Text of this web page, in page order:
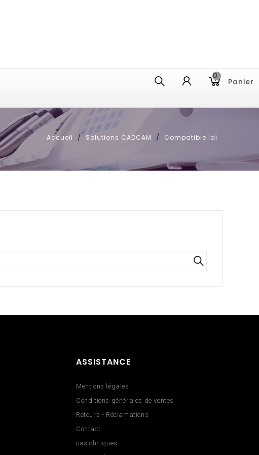
Panier
0
Accueil Solutions CADCAM Compatible Idi
ASSISTANCE
Mentions légales
Conditions générales de ventes
Retours - Réclamations
Contact
cas cliniques